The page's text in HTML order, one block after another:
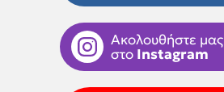
Ακολουθήστε μας
στο Instagram